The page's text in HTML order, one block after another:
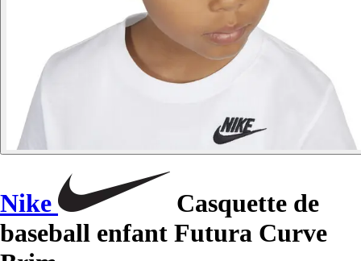
Nike
Casquette de
baseball enfant Futura Curve